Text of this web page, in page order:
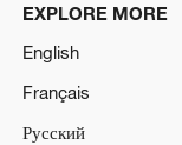
EXPLORE MORE
English
Français
Русский